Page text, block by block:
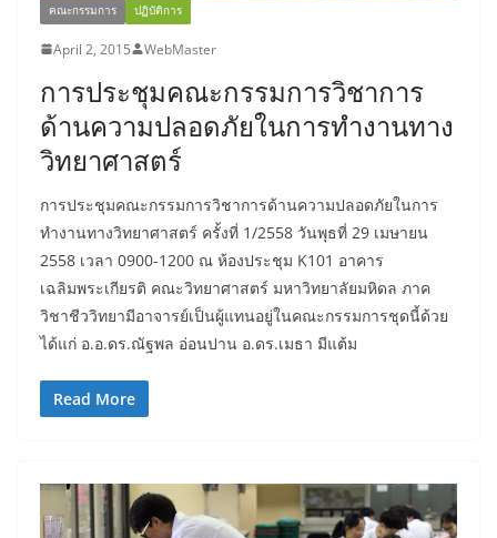
คณะกรรมการ ปฏิบัติการ
April 2, 2015 WebMaster
การประชุมคณะกรรมการวิชาการ
ด้านความปลอดภัยในการทำงานทาง
วิทยาศาสตร์
การประชุมคณะกรรมการวิชาการด้านความปลอดภัยในการ
ทำงานทางวิทยาศาสตร์ ครั้งที่ 1/2558 วันพุธที่ 29 เมษายน
2558 เวลา 0900-1200 ณ ห้องประชุม K101 อาคาร
เฉลิมพระเกียรติ คณะวิทยาศาสตร์ มหาวิทยาลัยมหิดล ภาค
วิชาชีววิทยามีอาจารย์เป็นผู้แทนอยู่ในคณะกรรมการชุดนี้ด้วย
ได้แก่ อ.อ.ดร.ณัฐพล อ่อนปาน อ.ดร.เมธา มีแต้ม
Read More